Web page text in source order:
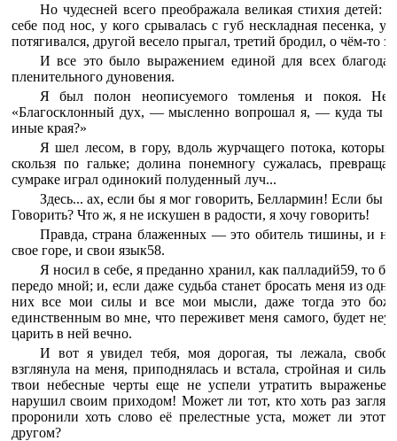
Но чудесней всего преображала великая стихия детей:
себе под нос, у кого срывалась с губ нескладная песенка,
потягивался, другой весело прыгал, третий бродил, о чём-то
И все это было выражением единой для всех
пленительного дуновения.
Я был полон неописуемого томленья и покоя.
«Благосклонный дух, — мысленно вопрошал я, — куда ты
иные края?»
Я шел лесом, в гору, вдоль журчащего потока, который
скользя по гальке; долина понемногу сужалась,
сумраке играл одинокий полуденный луч...
Здесь... ах, если бы я мог говорить, Беллармин! Если бы
Говорить? Что ж, я не искушен в радости, я хочу говорить!
Правда, страна блаженных — это обитель тишины, и
свое горе, и свои язык58.
Я носил в себе, я преданно хранил, как палладий59, то
передо мной; и, если даже судьба станет бросать меня из
них все мои силы и все мои мысли, даже тогда это
единственным во мне, что переживет меня самого, будет
царить в ней вечно.
И вот я увидел тебя, моя дорогая, ты лежала,
взглянула на меня, приподнялась и встала, стройная и
твои небесные черты еще не успели утратить выраженье
нарушил своим приходом! Может ли тот, кто хоть раз
проронили хоть слово её прелестные уста, может ли этот
другом?